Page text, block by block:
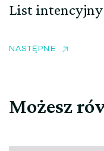
List intencyjny
NASTĘPNE
Możesz